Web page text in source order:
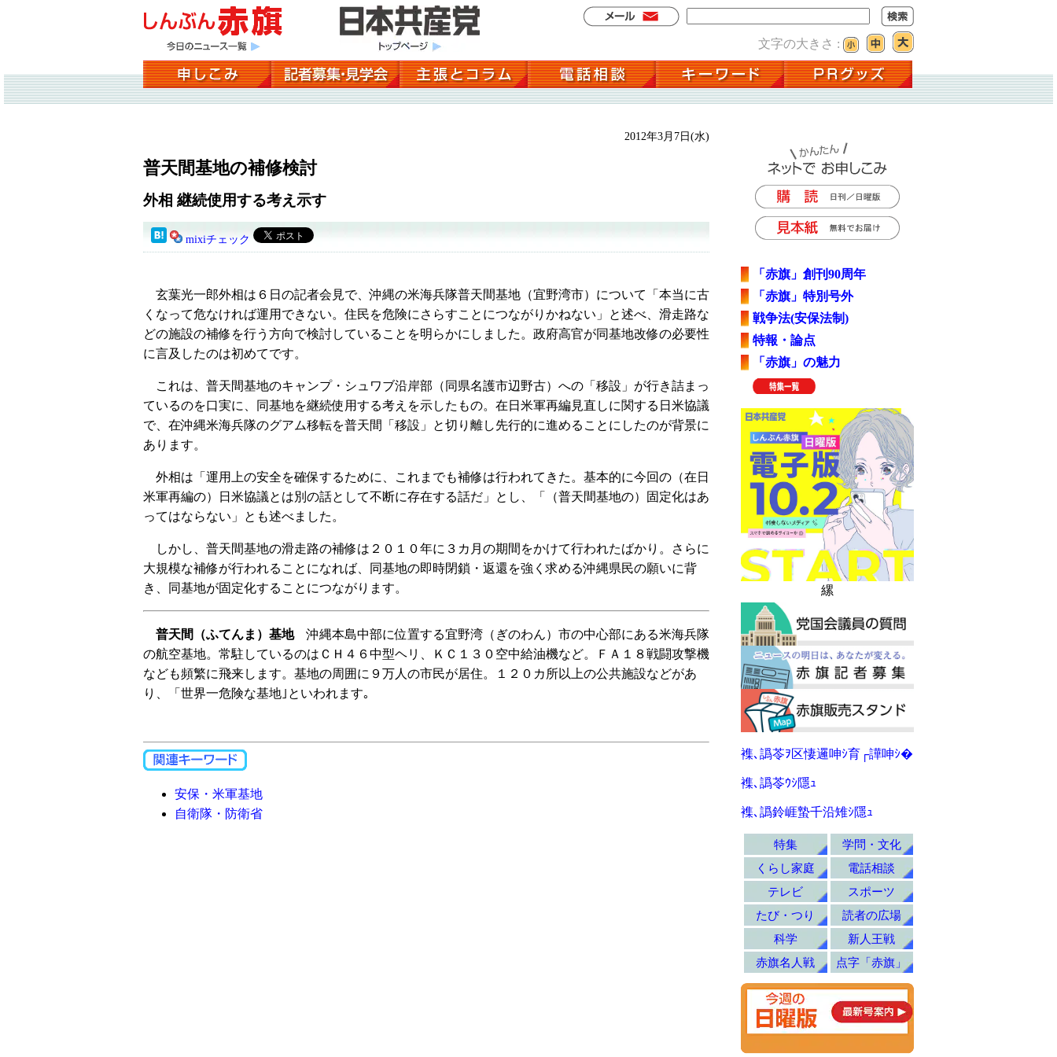
文字の大きさ :
2012年3月7日(水)
普天間基地の補修検討
外相 継続使用する考え示す
mixiチェック
玄葉光一郎外相は６日の記者会見で、沖縄の米海兵隊普天間基地（宜野湾市）について「本当に古
くなって危なければ運用できない。住民を危険にさらすことにつながりかねない」と述べ、滑走路な
どの施設の補修を行う方向で検討していることを明らかにしました。政府高官が同基地改修の必要性
に言及したのは初めてです。
これは、普天間基地のキャンプ・シュワブ沿岸部（同県名護市辺野古）への「移設」が行き詰まっ
ているのを口実に、同基地を継続使用する考えを示したもの。在日米軍再編見直しに関する日米協議
で、在沖縄米海兵隊のグアム移転を普天間「移設」と切り離し先行的に進めることにしたのが背景に
あります。
外相は「運用上の安全を確保するために、これまでも補修は行われてきた。基本的に今回の（在日
米軍再編の）日米協議とは別の話として不断に存在する話だ」とし、「（普天間基地の）固定化はあ
ってはならない」とも述べました。
しかし、普天間基地の滑走路の補修は２０１０年に３カ月の期間をかけて行われたばかり。さらに
大規模な補修が行われることになれば、同基地の即時閉鎖・返還を強く求める沖縄県民の願いに背
き、同基地が固定化することにつながります。
普天間（ふてんま）基地沖縄本島中部に位置する宜野湾（ぎのわん）市の中心部にある米海兵隊
の航空基地。常駐しているのはＣＨ４６中型ヘリ、ＫＣ１３０空中給油機など。ＦＡ１８戦闘攻撃機
なども頻繁に飛来します。基地の周囲に９万人の市民が居住。１２０カ所以上の公共施設などがあ
り、「世界一危険な基地｣といわれます｡
安保・米軍基地
自衛隊・防衛省
「赤旗」創刊90周年
「赤旗」特別号外
戦争法(安保法制)
特報・論点
「赤旗」の魅力
縲
襍､譌苓ｦ区悽邏呻ｼ育┌譁呻ｼ�
襍､譌苓ｳｼ隱ｭ
襍､譌鈴崕蟄千沿雉ｼ隱ｭ
特集
学問・文化
くらし家庭
電話相談
テレビ
スポーツ
たび・つり
読者の広場
科学
新人王戦
赤旗名人戦
点字「赤旗」